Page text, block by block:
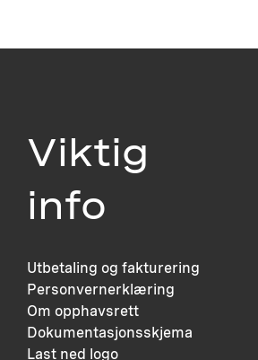
Viktig
info
Utbetaling og fakturering
Personvernerklæring
Om opphavsrett
Dokumentasjonsskjema
Last ned logo